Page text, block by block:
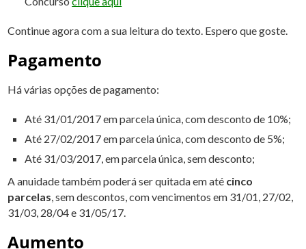
Continue agora com a sua leitura do texto. Espero que goste.
Pagamento
Há várias opções de pagamento:
Até 31/01/2017 em parcela única, com desconto de 10%;
Até 27/02/2017 em parcela única, com desconto de 5%;
Até 31/03/2017, em parcela única, sem desconto;
A anuidade também poderá ser quitada em até cinco
parcelas, sem descontos, com vencimentos em 31/01, 27/02,
31/03, 28/04 e 31/05/17.
Aumento